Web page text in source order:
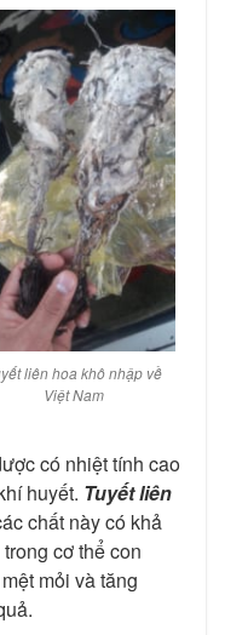
liên hoa khô nhập về
Việt Nam
có nhiệt tính cao
huyết. Tuyết liên
chất này có khả
cơ thể con
mỏi và tăng